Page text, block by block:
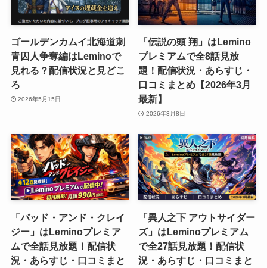
ゴールデンカムイ北海道刺
青囚人争奪編はLeminoで
見れる？配信状況と見どこ
ろ
2026年5月15日
「伝説の頭 翔」はLemino
プレミアムで全8話見放
題！配信状況・あらすじ・
口コミまとめ【2026年3月
最新】
2026年3月8日
「バッド・アンド・クレイ
ジー」はLeminoプレミア
ムで全話見放題！配信状
況・あらすじ・口コミまと
「異人之下 アウトサイダー
ズ」はLeminoプレミアム
で全27話見放題！配信状
況・あらすじ・口コミまと